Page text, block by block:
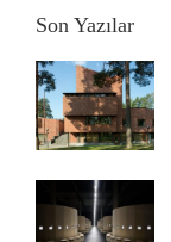
Son Yazılar